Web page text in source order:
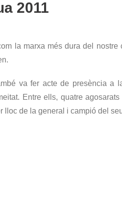
2011
la marxa més dura del nostre
va fer acte de presència
Entre ells, quatre
de la general i campió del